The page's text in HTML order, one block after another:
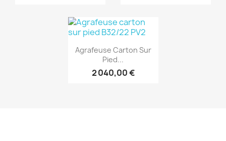
Aperçu rapide
Agrafeuse Carton Sur
Pied...
2 040,00 €
(1)